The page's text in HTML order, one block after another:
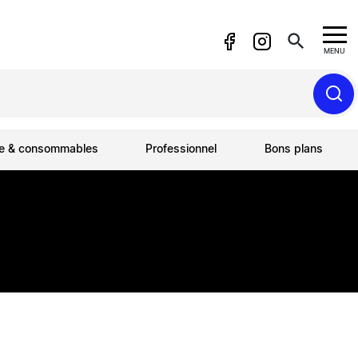
search MENU
& consommables Professionnel Bons plans